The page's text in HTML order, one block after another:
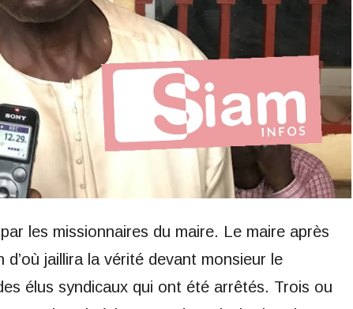
les missionnaires du maire. Le maire après
jaillira la vérité devant monsieur le
élus syndicaux qui ont été arrêtés. Trois ou